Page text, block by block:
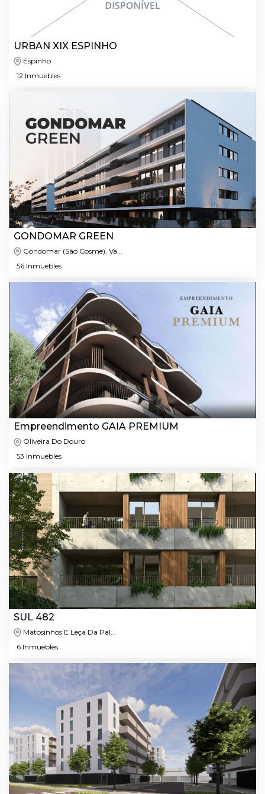
URBAN XIX ESPINHO
Espinho
12 Inmuebles
GONDOMAR GREEN
Gondomar (São Cosme), Va...
56 Inmuebles
Empreendimento GAIA PREMIUM
Oliveira Do Douro
53 Inmuebles
SUL 482
Matosinhos E Leça Da Pal...
6 Inmuebles